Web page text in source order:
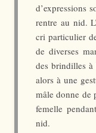
d’expressions
rentre au nid.
cri particulier
de diverses
des brindilles
alors à une
mâle donne de
femelle
nid.